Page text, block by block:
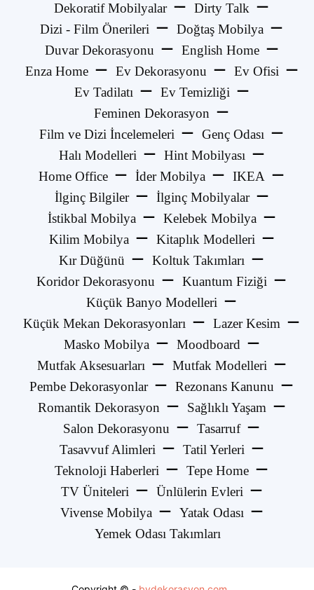
Dekoratif Mobilyalar
Dirty Talk
Dizi - Film Önerileri
Doğtaş Mobilya
Duvar Dekorasyonu
English Home
Enza Home
Ev Dekorasyonu
Ev Ofisi
Ev Tadilatı
Ev Temizliği
Feminen Dekorasyon
Film ve Dizi İncelemeleri
Genç Odası
Halı Modelleri
Hint Mobilyası
Home Office
İder Mobilya
IKEA
İlginç Bilgiler
İlginç Mobilyalar
İstikbal Mobilya
Kelebek Mobilya
Kilim Mobilya
Kitaplık Modelleri
Kır Düğünü
Koltuk Takımları
Koridor Dekorasyonu
Kuantum Fiziği
Küçük Banyo Modelleri
Küçük Mekan Dekorasyonları
Lazer Kesim
Masko Mobilya
Moodboard
Mutfak Aksesuarları
Mutfak Modelleri
Pembe Dekorasyonlar
Rezonans Kanunu
Romantik Dekorasyon
Sağlıklı Yaşam
Salon Dekorasyonu
Tasarruf
Tasavvuf Alimleri
Tatil Yerleri
Teknoloji Haberleri
Tepe Home
TV Üniteleri
Ünlülerin Evleri
Vivense Mobilya
Yatak Odası
Yemek Odası Takımları